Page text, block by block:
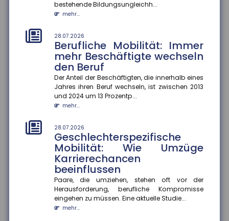
bestehende Bildungsungleichh...
mehr...
28.07.2026
Berufliche Mobilität: Immer
mehr Beschäftigte wechseln
den Beruf
Der Anteil der Beschäftigten, die innerhalb eines
Jahres ihren Beruf wechseln, ist zwischen 2013
und 2024 um 13 Prozentp...
mehr...
28.07.2026
Geschlechterspezifische
Mobilität: Wie Umzüge
Karrierechancen
beeinflussen
Paare, die umziehen, stehen oft vor der
Herausforderung, berufliche Kompromisse
eingehen zu müssen. Eine aktuelle Studie...
mehr...
zum 18. Lebensjahr...
mehr...
25.07.2026
Anzahl der Versicherungsjahre
sagt wenig über die Rentenhöhe
aus
Die Höhe der Renten aus der gesetzlichen
Rentenversicherung verteile sich von kleinen Renten
bis hin zu sehr hohen Rente...
mehr...
25.07.2026
Mehrheit der Azubis zufrieden
90 Prozent der befragten Auszubildenden sind mit
ihrem Job zufrieden. Das ergab eine aktuelle Studie
der Bertelsmann S...
mehr...
25.07.2026
Informationsaustausch über